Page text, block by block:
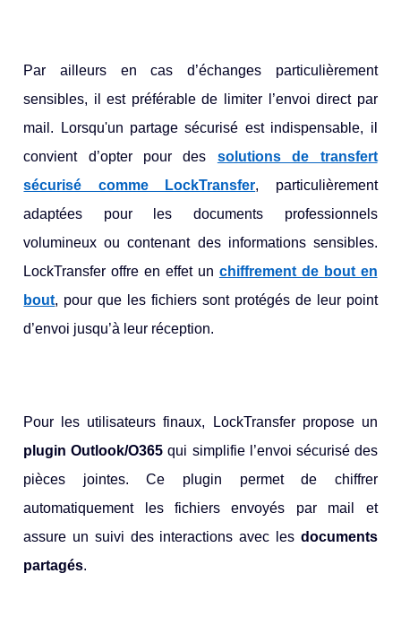
Par ailleurs en cas d’échanges particulièrement
sensibles, il est préférable de limiter l’envoi direct par
mail. Lorsqu'un partage sécurisé est indispensable, il
convient d’opter pour des solutions de transfert
sécurisé comme LockTransfer, particulièrement
adaptées pour les documents professionnels
volumineux ou contenant des informations sensibles.
LockTransfer offre en effet un chiffrement de bout en
bout, pour que les fichiers sont protégés de leur point
d’envoi jusqu’à leur réception.
Pour les utilisateurs finaux, LockTransfer propose un
plugin Outlook/O365 qui simplifie l’envoi sécurisé des
pièces jointes. Ce plugin permet de chiffrer
automatiquement les fichiers envoyés par mail et
assure un suivi des interactions avec les documents
partagés.